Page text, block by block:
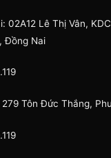
02A12 Lê Thị Vân,
Đồng Nai
Tôn Đức Thắng,